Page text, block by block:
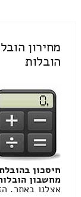
מחירון
הובלות
חיסכון
מחשבון
אצלנו באתר.